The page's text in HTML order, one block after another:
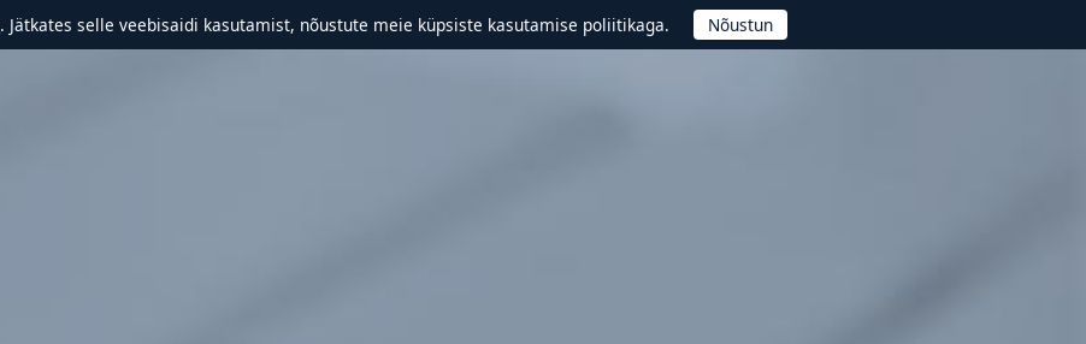
. Jätkates selle veebisaidi kasutamist, nõustute meie küpsiste kasutamise poliitikaga.